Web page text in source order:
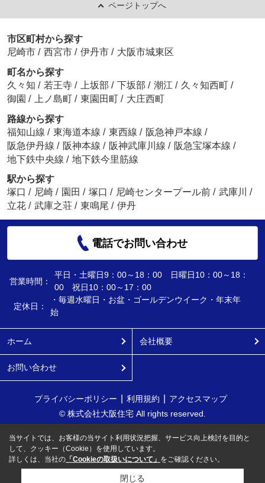
ページトップへ
市区町村から探す
尼崎市 / 西宮市 / 伊丹市 / 大阪市城東区
町名から探す
久々知 / 若王寺 / 上坂部 / 下坂部 / 潮江 / 久々知西町 /
御園 / 上ノ島町 / 東園田町 / 大庄西町
路線から探す
福知山線 / 東海道本線 / 東西線 / 阪急神戸本線 /
阪急伊丹線 / 阪神本線 / 阪神武庫川線 / 阪急宝塚本線 /
地下鉄中央線 / 地下鉄今里筋線
駅から探す
塚口 / 尼崎 / 園田 / 塚口 / 尼崎センタープール前 / 武庫川 /
立花 / 武庫之荘 / 東鳴尾 / 伊丹
電話でお問い合わせ
営業時間：
平日・土曜日9：00～18：00 日曜日10：00～18：
00 祝日10：00～17：00
定休日：
・毎週水曜日・お盆・ゴールデンウイーク・年末年
始
ホーム 会社概要
お問い合わせ
プライバシーポリシー 利用規約
アクセスマップ
© 株式会社大阪住宅 All rights reserved.
当サイトでは、お客様の当サイト利用状況把握、サービス向上検討を目的と
して、クッキー（Cookie）を使用しています。
詳しくは、当社の 「Cookieの取扱いについて」 をご確認ください。
閉じる